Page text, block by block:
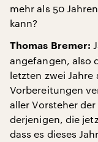
mehr als 50
kann?
Thomas Bremer:
angefangen, also
letzten zwei
Vorbereitungen
aller Vorsteher
derjenigen, die
dass es dieses